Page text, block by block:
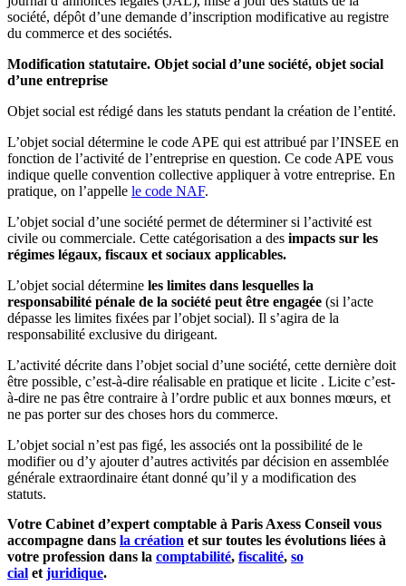
société, dépôt d’une demande d’inscription modificative au registre
du commerce et des sociétés.
Modification statutaire. Objet social d’une société, objet social
d’une entreprise
Objet social est rédigé dans les statuts pendant la création de l’entité.
L’objet social détermine le code APE qui est attribué par l’INSEE en
fonction de l’activité de l’entreprise en question. Ce code APE vous
indique quelle convention collective appliquer à votre entreprise. En
pratique, on l’appelle le code NAF.
L’objet social d’une société permet de déterminer si l’activité est
civile ou commerciale. Cette catégorisation a des impacts sur les
régimes légaux, fiscaux et sociaux applicables.
L’objet social détermine les limites dans lesquelles la
responsabilité pénale de la société peut être engagée (si l’acte
dépasse les limites fixées par l’objet social). Il s’agira de la
responsabilité exclusive du dirigeant.
L’activité décrite dans l’objet social d’une société, cette dernière doit
être possible, c’est-à-dire réalisable en pratique et licite . Licite c’est-
à-dire ne pas être contraire à l’ordre public et aux bonnes mœurs, et
ne pas porter sur des choses hors du commerce.
L’objet social n’est pas figé, les associés ont la possibilité de le
modifier ou d’y ajouter d’autres activités par décision en assemblée
générale extraordinaire étant donné qu’il y a modification des
statuts.
Votre Cabinet d’expert comptable à Paris Axess Conseil vous
accompagne dans la création et sur toutes les évolutions liées à
votre profession dans la comptabilité, fiscalité, so
cial et juridique.